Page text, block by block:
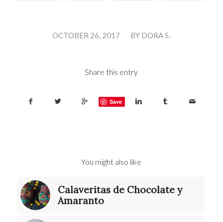
OCTOBER 26, 2017
/ BY DORA S.
Share this entry
Save
You might also like
Calaveritas de Chocolate y
Amaranto